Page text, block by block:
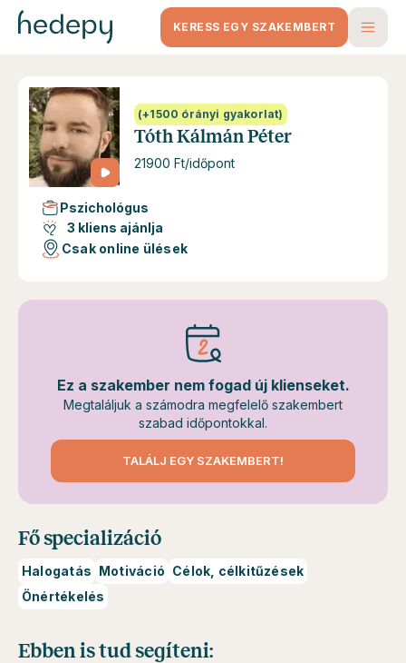
KERESS EGY SZAKEMBERT
(+1500 órányi gyakorlat)
Tóth Kálmán Péter
21900 Ft/időpont
Pszichológus
3 kliens ajánlja
Csak online ülések
Ez a szakember nem fogad új klienseket.
Megtaláljuk a számodra megfelelő szakembert
szabad időpontokkal.
TALÁLJ EGY SZAKEMBERT!
Fő specializáció
Halogatás Motiváció Célok, célkitűzések
Önértékelés
Ebben is tud segíteni: